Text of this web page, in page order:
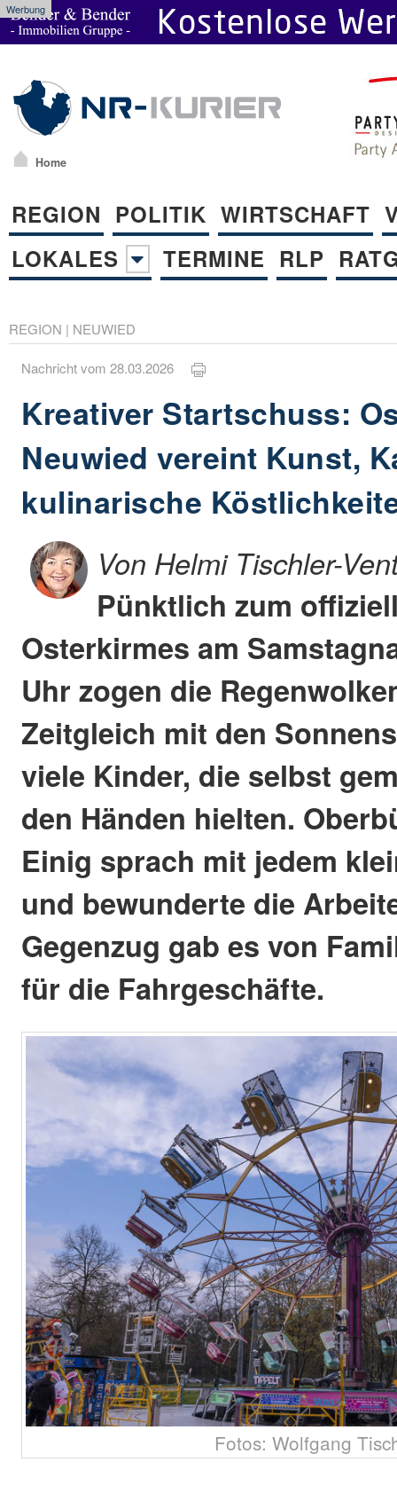
Werbung
Home
REGION POLITIK WIRTSCHAFT
LOKALES
TERMINE RLP
REGION | NEUWIED
Nachricht vom 28.03.2026
Kreativer Startschuss:
Neuwied vereint Kunst,
kulinarische
Von Helmi Tischler-
Pünktlich zum
Osterkirmes am
Uhr zogen die
Zeitgleich mit den
viele Kinder, die selbst
den Händen hielten.
Einig sprach mit jedem
und bewunderte die
Gegenzug gab es von
für die Fahrgeschäfte.
Fotos: Wolfgang